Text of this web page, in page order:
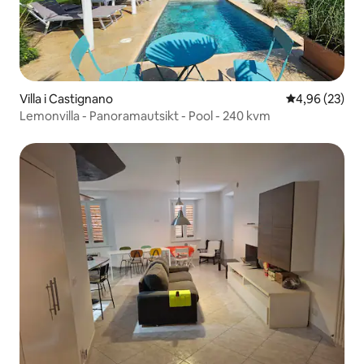
Villa i Castignano 4,96 av 5 i
4,96 (23)
Lemonvilla - Panoramautsikt - Pool - 240 kvm